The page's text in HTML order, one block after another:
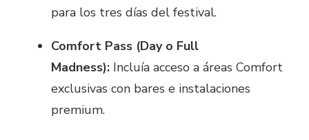
para los tres días del festival.
Comfort Pass (Day o Full
Madness): Incluía acceso a áreas Comfort
exclusivas con bares e instalaciones
premium.